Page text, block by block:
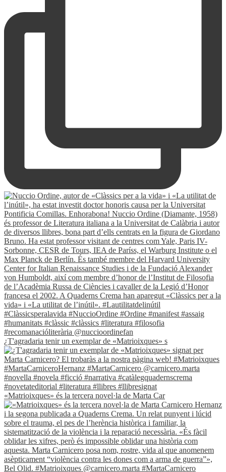
¿T'agradaria tenir un exemplar de «Matrioixques» s
«Matrioixques» és la tercera novel·la de Marta Car